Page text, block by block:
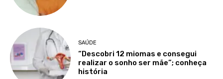
SAÚDE
“Descobri 12 miomas e consegui
realizar o sonho ser mãe”; conheça
história